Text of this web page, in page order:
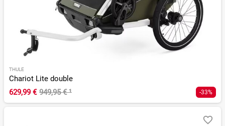
THULE
Chariot Lite double
629,99 € 949,95 €¹ -33%